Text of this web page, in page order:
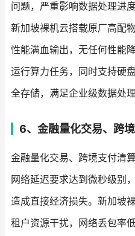
问题，严重影响数据处理进度
新加坡裸机云搭载原厂高配
性能满血输出，无任何性能
运行算力任务，同时支持硬
全存储，满足企业级数据处理
6、金融量化交易、跨
金融量化交易、跨境支付清
网络延迟要求达到微秒级别
造成直接经济损失。新加坡
租户资源干扰，网络丢包率